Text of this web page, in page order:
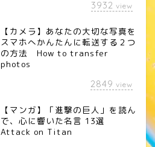
3932 view
【カメラ】あなたの大切な写真を
スマホへかんたんに転送する２つ
の方法 How to transfer
photos
2849 view
【マンガ】「進撃の巨人」を読ん
で、心に響いた名言 13選
Attack on Titan